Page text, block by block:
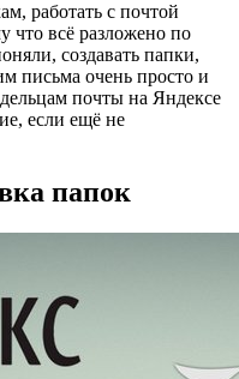
работать с почтой
что всё разложено по
создавать папки,
письма очень просто и
почты на Яндексе
если ещё не
папок